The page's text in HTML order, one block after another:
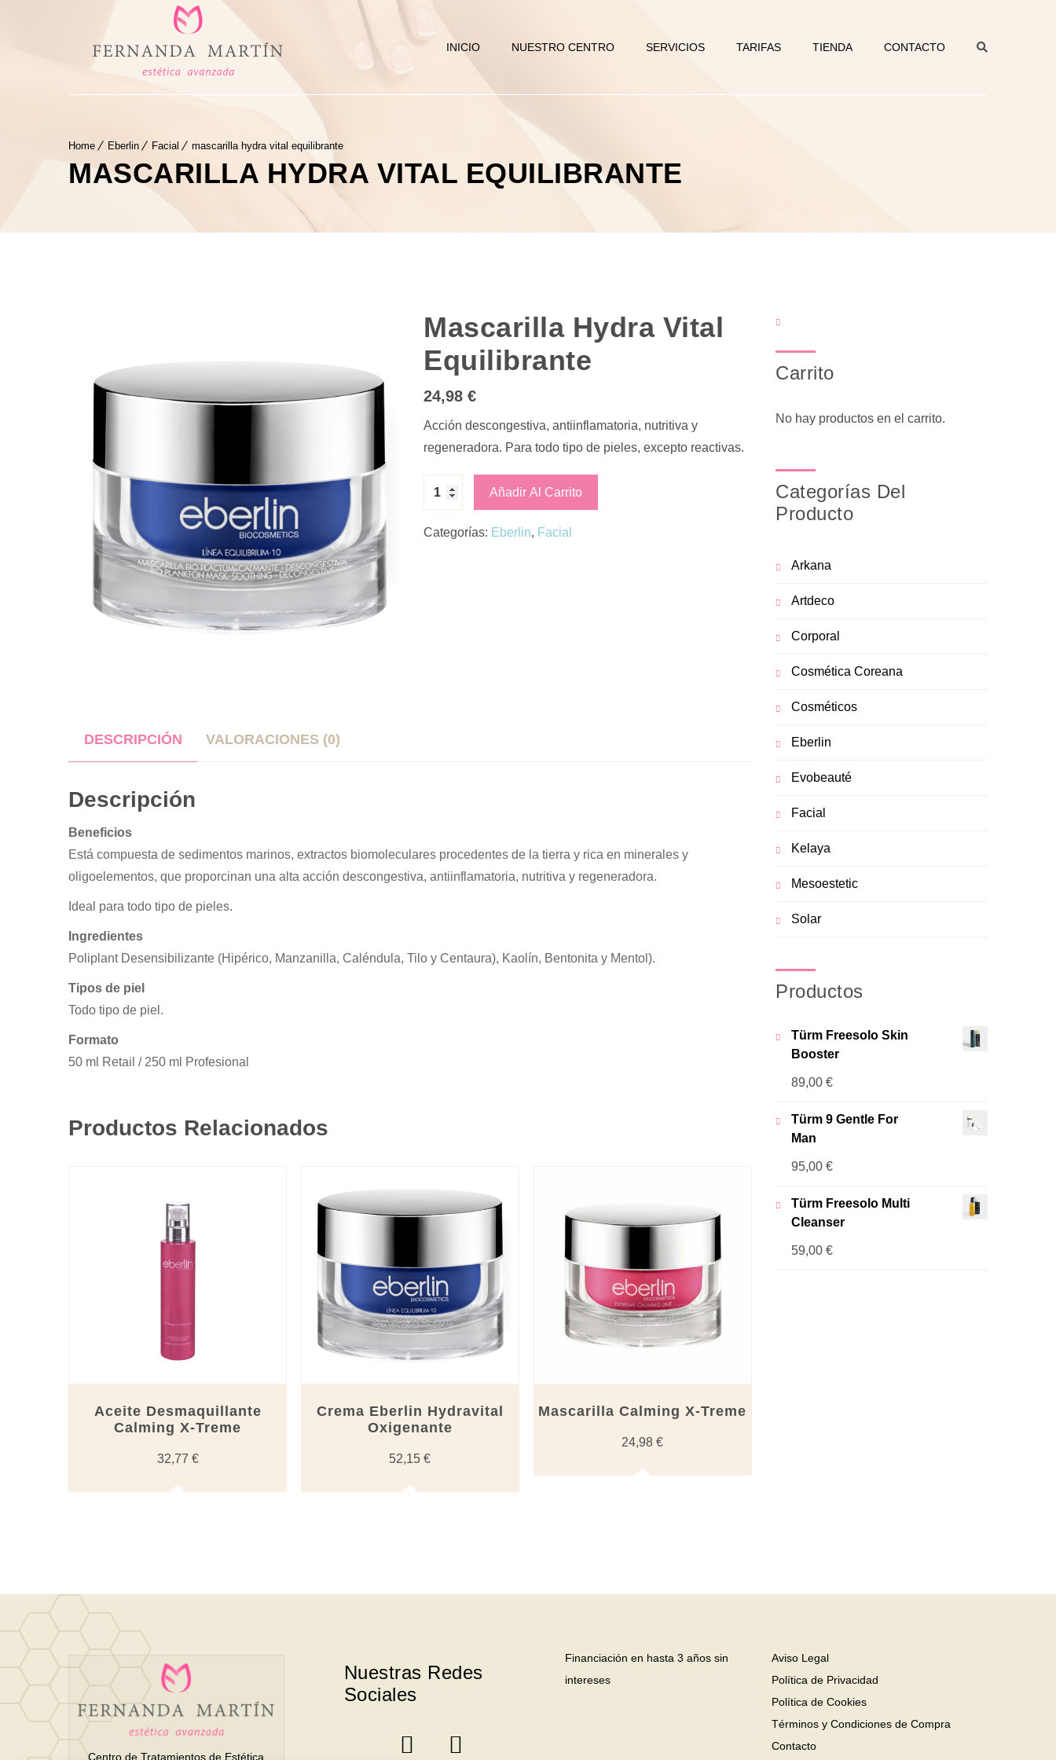
INICIO NUESTRO CENTRO SERVICIOS TARIFAS TIENDA CONTACTO
Home Eberlin Facial mascarilla hydra vital equilibrante
MASCARILLA HYDRA VITAL EQUILIBRANTE
Mascarilla Hydra Vital
Equilibrante
24,98€
Acción descongestiva, antiinflamatoria, nutritiva y
regeneradora. Para todo tipo de pieles, excepto reactivas.
Añadir Al Carrito
Categorías: Eberlin, Facial
DESCRIPCIÓN VALORACIONES (0)
Descripción
Beneficios
Está compuesta de sedimentos marinos, extractos biomoleculares procedentes de la tierra y rica en minerales y
oligoelementos, que proporcinan una alta acción descongestiva, antiinflamatoria, nutritiva y regeneradora.
Ideal para todo tipo de pieles.
Ingredientes
Poliplant Desensibilizante (Hipérico, Manzanilla, Caléndula, Tilo y Centaura), Kaolín, Bentonita y Mentol).
Tipos de piel
Todo tipo de piel.
Formato
50 ml Retail / 250 ml Profesional
Productos Relacionados
Aceite Desmaquillante
Calming X-Treme
32,77 €
Crema Eberlin Hydravital
Oxigenante
52,15€
Mascarilla Calming X-Treme
24,98€
Carrito
No hay productos en el carrito.
Categorías Del
Producto
Arkana
Artdeco
Corporal
Cosmética Coreana
Cosméticos
Eberlin
Evobeauté
Facial
Kelaya
Mesoestetic
Solar
Productos
Türm Freesolo Skin
Booster
89,00 €
Türm 9 Gentle For
Man
95,00 €
Türm Freesolo Multi
Cleanser
59,00 €
Centro de Tratamientos de Estética
Nuestras Redes
Sociales
Financiación en hasta 3 años sin
intereses
Aviso Legal
Política de Privacidad
Política de Cookies
Términos y Condiciones de Compra
Contacto